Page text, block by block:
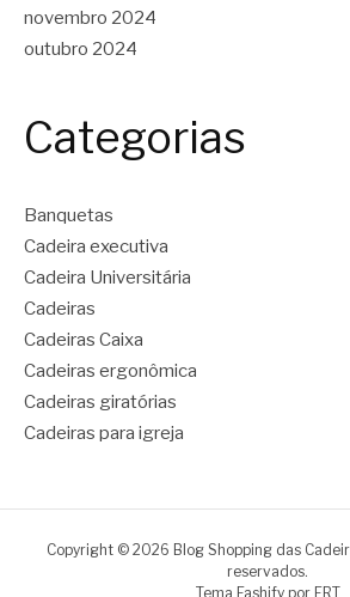
novembro 2024
outubro 2024
Categorias
Banquetas
Cadeira executiva
Cadeira Universitária
Cadeiras
Cadeiras Caixa
Cadeiras ergonômica
Cadeiras giratórias
Cadeiras para igreja
Copyright © 2026 Blog Shopping das
reservados.
Tema Fashify por FRT